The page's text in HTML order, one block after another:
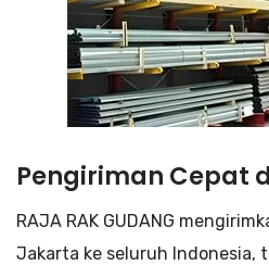
Pengiriman Cepat
RAJA RAK GUDANG
Jakarta ke seluruh Indonesia,